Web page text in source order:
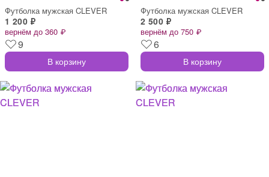
Футболка мужская CLEVER
1 200 ₽
вернём до 360 ₽
9
В корзину
Футболка мужская CLEVER
2 500 ₽
вернём до 750 ₽
6
В корзину